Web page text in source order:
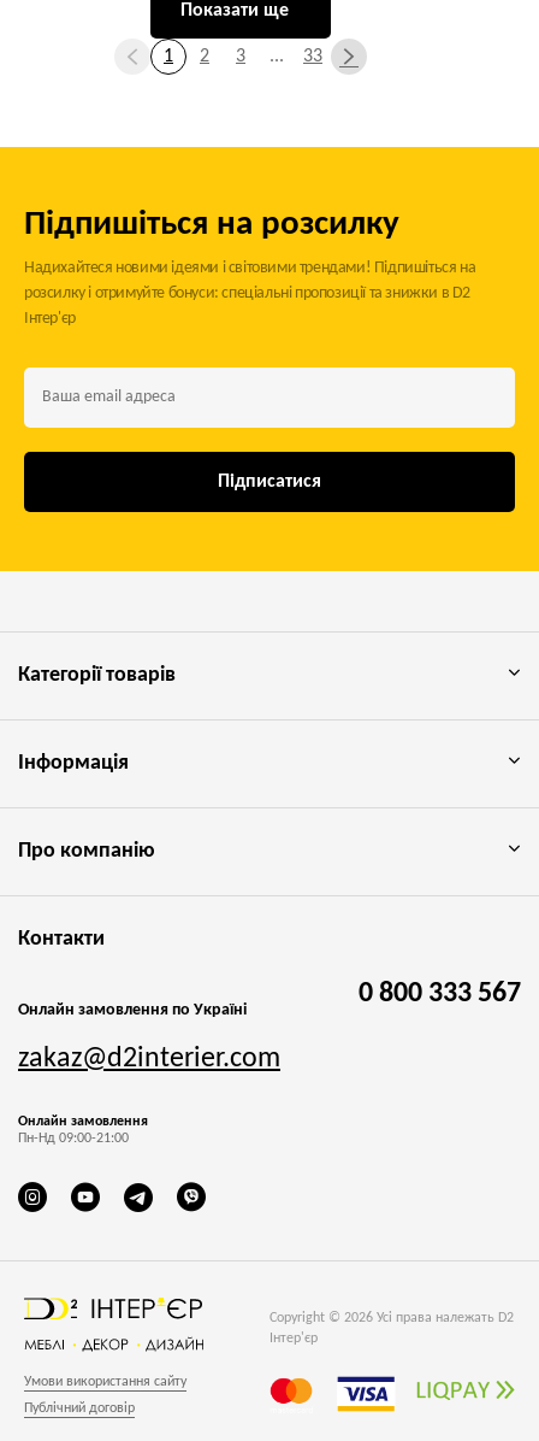
Показати ще
1 2 3 ... 33
Підпишіться на розсилку
Надихайтеся новими ідеями і світовими трендами! Підпишіться на
розсилку і отримуйте бонуси: спеціальні пропозиції та знижки в D2
Інтер'єр
Підписатися
Copyright © 2026 Усі права належать D2
Інтер'єр
Умови використання сайту
Публічний договір
Категорії товарів
Інформація
Про компанію
Контакти
Онлайн замовлення по Україні
0 800 333 567
zakaz@d2interier.com
Онлайн замовлення
Пн-Нд 09:00-21:00